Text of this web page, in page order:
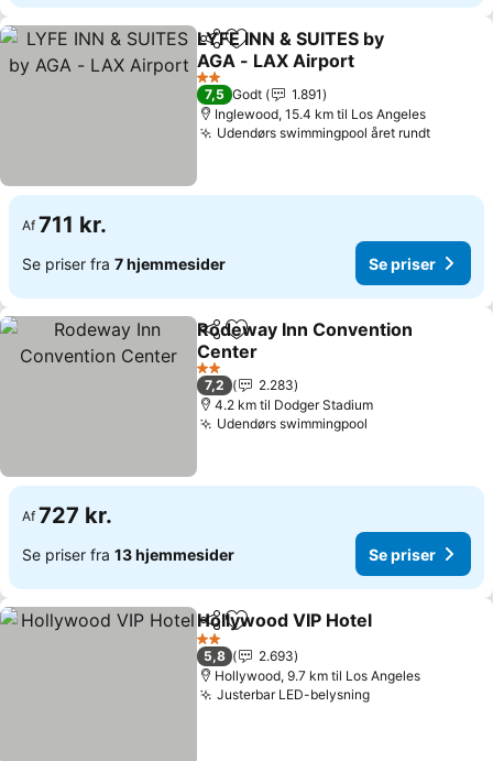
Del Føj til favoritter
LYFE INN & SUITES by
AGA - LAX Airport
Se priser
2 Stjerner
7,5 Godt
1.891
Inglewood, 15.4 km til Los Angeles
Udendørs swimmingpool året rundtSe
Af 711 kr.
Se priser fra 7 hjemmesider Se priser
Del Føj til favoritter
Rodeway Inn Convention
Center
Se priser
2 Stjerner
7,2
2.283
4.2 km til Dodger Stadium
Udendørs swimmingpool
Af 727 kr.
Se priser fra 13 hjemmesider Se priser
Del Føj til favoritter
Hollywood VIP Hotel
2 Stjerner
5,8
2.693
Hollywood, 9.7 km til Los Angeles
Justerbar LED-belysningSe priser